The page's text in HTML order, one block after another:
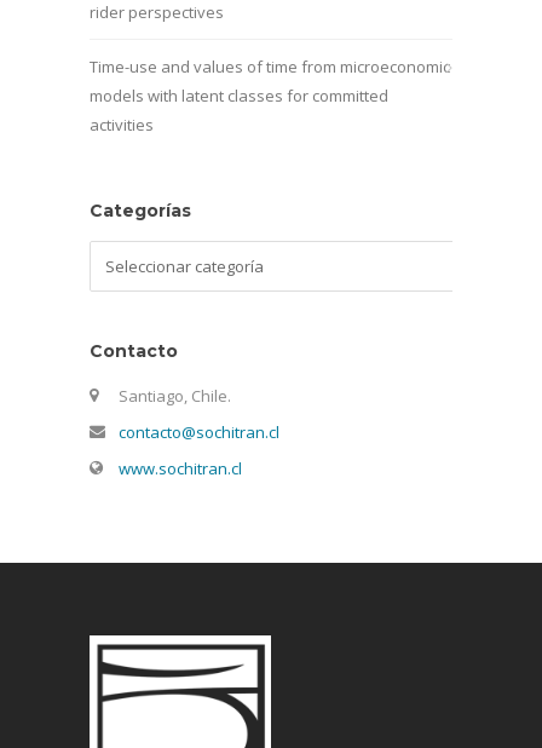
rider perspectives
Time-use and values of time from microeconomic
models with latent classes for committed
activities
Categorías
Contacto
Santiago, Chile.
contacto@sochitran.cl
www.sochitran.cl